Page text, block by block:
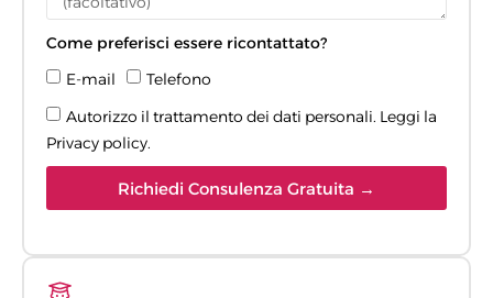
Come preferisci essere ricontattato?
E-mail
Telefono
Autorizzo il trattamento dei dati personali. Leggi la
Privacy policy.
Richiedi Consulenza Gratuita →